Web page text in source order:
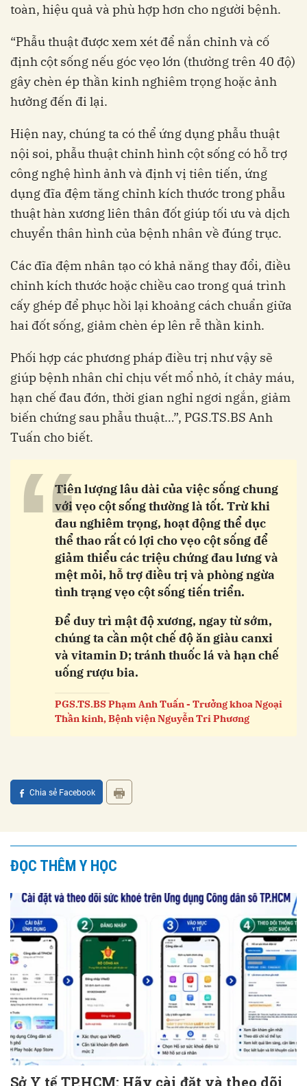
toàn, hiệu quả và phù hợp hơn cho người bệnh.
“Phẫu thuật được xem xét để nắn chỉnh và cố
định cột sống nếu góc vẹo lớn (thường trên 40 độ)
gây chèn ép thần kinh nghiêm trọng hoặc ảnh
hưởng đến đi lại.
Hiện nay, chúng ta có thể ứng dụng phẫu thuật
nội soi, phẫu thuật chỉnh hình cột sống có hỗ trợ
công nghệ hình ảnh và định vị tiên tiến, ứng
dụng đĩa đệm tăng chỉnh kích thước trong phẫu
thuật hàn xương liên thân đốt giúp tối ưu và dịch
chuyển thân hình của bệnh nhân về đúng trục.
Các đĩa đệm nhân tạo có khả năng thay đổi, điều
chỉnh kích thước hoặc chiều cao trong quá trình
cấy ghép để phục hồi lại khoảng cách chuẩn giữa
hai đốt sống, giảm chèn ép lên rễ thần kinh.
Phối hợp các phương pháp điều trị như vậy sẽ
giúp bệnh nhân chỉ chịu vết mổ nhỏ, ít chảy máu,
hạn chế đau đớn, thời gian nghỉ ngơi ngắn, giảm
biến chứng sau phẫu thuật…”, PGS.TS.BS Anh
Tuấn cho biết.
“Tiên lượng lâu dài của việc sống chung
với vẹo cột sống thường là tốt. Trừ khi
đau nghiêm trọng, hoạt động thể dục
thể thao rất có lợi cho vẹo cột sống để
giảm thiểu các triệu chứng đau lưng và
mệt mỏi, hỗ trợ điều trị và phòng ngừa
tình trạng vẹo cột sống tiến triển.
Để duy trì mật độ xương, ngay từ sớm,
chúng ta cần một chế độ ăn giàu canxi
và vitamin D; tránh thuốc lá và hạn chế
uống rượu bia.
PGS.TS.BS Phạm Anh Tuấn - Trưởng khoa Ngoại
Thần kinh, Bệnh viện Nguyễn Tri Phương
Chia sẻ Facebook
ĐỌC THÊM Y HỌC
Sở Y tế TP.HCM: Hãy cài đặt và theo dõi